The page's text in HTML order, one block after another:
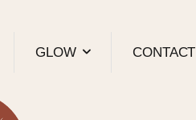
GLOW CONTACT